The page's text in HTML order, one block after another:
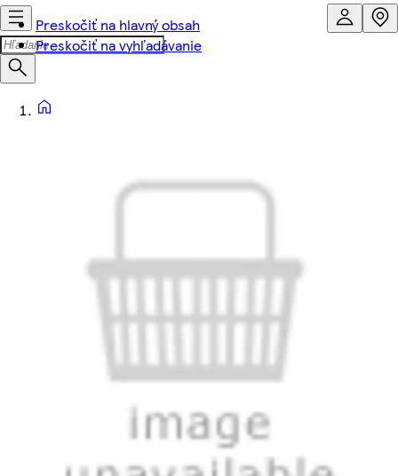
Preskočiť na hlavný obsah
Preskočiť na vyhľadávanie